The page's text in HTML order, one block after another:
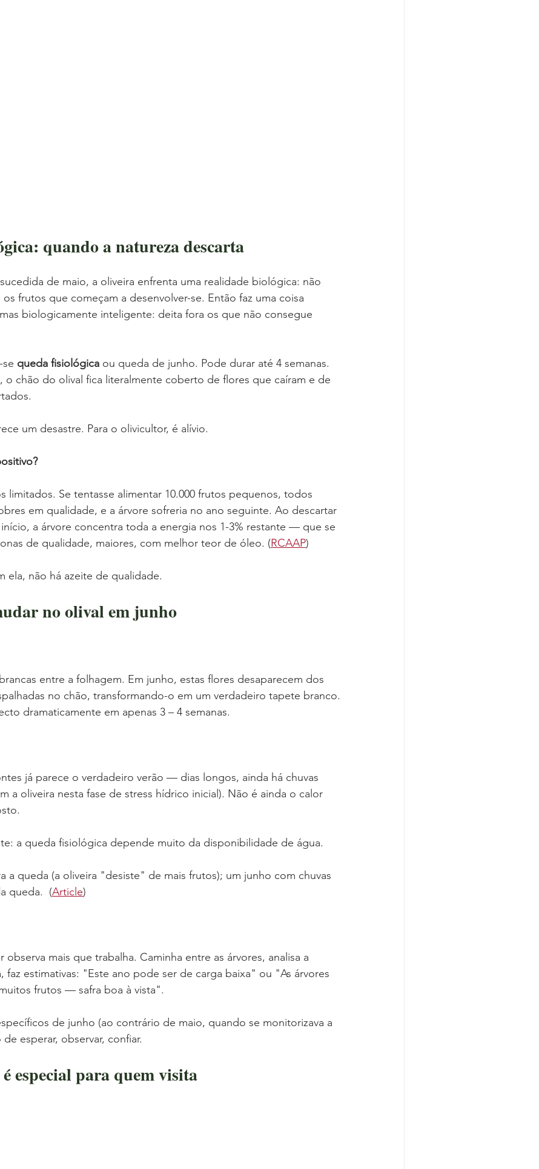
quando a natureza descarta
de maio, a oliveira enfrenta uma realidade biológica: não
frutos que começam a desenvolver-se. Então faz uma coisa
biologicamente inteligente: deita fora os que não consegue
queda fisiológica ou queda de junho. Pode durar até 4 semanas.
o chão do olival fica literalmente coberto de flores que caíram e de
um desastre. Para o olivicultor, é alívio.
limitados. Se tentasse alimentar 10.000 frutos pequenos, todos
em qualidade, e a árvore sofreria no ano seguinte. Ao descartar
a árvore concentra toda a energia nos 1-3% restante — que se
de qualidade, maiores, com melhor teor de óleo. (RCAAP)
ela, não há azeite de qualidade.
no olival em junho
entre a folhagem. Em junho, estas flores desaparecem dos
no chão, transformando-o em um verdadeiro tapete branco.
dramaticamente em apenas 3 – 4 semanas.
já parece o verdadeiro verão — dias longos, ainda há chuvas
a oliveira nesta fase de stress hídrico inicial). Não é ainda o calor
a queda fisiológica depende muito da disponibilidade de água.
a queda (a oliveira "desiste" de mais frutos); um junho com chuvas
queda.  (Article)
mais que trabalha. Caminha entre as árvores, analisa a
faz estimativas: "Este ano pode ser de carga baixa" ou "As árvores
frutos — safra boa à vista".
de junho (ao contrário de maio, quando se monitorizava a
esperar, observar, confiar.
especial para quem visita